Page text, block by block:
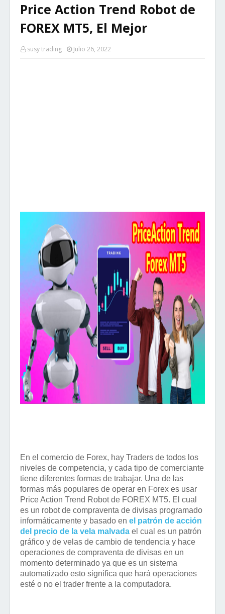
Price Action Trend Robot de
FOREX MT5, El Mejor
susy trading Julio 26, 2022
En el comercio de Forex, hay Traders de todos los
niveles de competencia, y cada tipo de comerciante
tiene diferentes formas de trabajar. Una de las
formas más populares de operar en Forex es usar
Price Action Trend Robot de FOREX MT5. El cual
es un robot de compraventa de divisas programado
informáticamente y basado en el patrón de acción
del precio de la vela malvada el cual es un patrón
gráfico y de velas de cambio de tendencia y hace
operaciones de compraventa de divisas en un
momento determinado ya que es un sistema
automatizado esto significa que hará operaciones
esté o no el trader frente a la computadora.